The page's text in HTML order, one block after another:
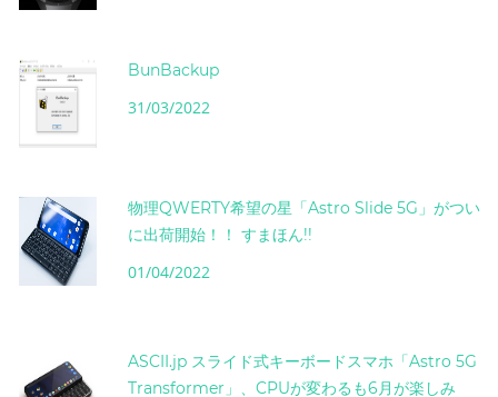
BunBackup
31/03/2022
物理QWERTY希望の星「Astro Slide 5G」がつい
に出荷開始！！ すまほん!!
01/04/2022
ASCII.jp スライド式キーボードスマホ「Astro 5G
Transformer」、CPUが変わるも6月が楽しみ